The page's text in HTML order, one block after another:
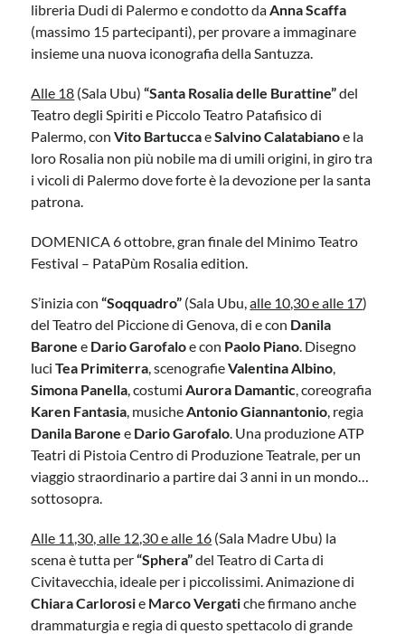
libreria Dudi di Palermo e condotto daAnna Scaffa
(massimo 15 partecipanti), per provare a immaginare
insieme una nuova iconografia della Santuzza.
Alle 18 (Sala Ubu)“Santa Rosalia delle Burattine”del
Teatro degli Spiriti e Piccolo Teatro Patafisico di
Palermo, conVito BartuccaeSalvino Calatabianoe la
loro Rosalia non più nobile ma di umili origini, in giro tra
i vicoli di Palermo dove forte è la devozione per la santa
patrona.
DOMENICA 6 ottobre, gran finale del Minimo Teatro
Festival – PataPùm Rosalia edition.
S’inizia con“Soqquadro” (Sala Ubu,alle 10,30 e alle 17)
del Teatro del Piccione di Genova, di e con Danila
Barone e Dario Garofaloe con Paolo Piano. Disegno
luciTea Primiterra, scenografieValentina Albino,
Simona Panella, costumiAurora Damantic, coreografia
Karen Fantasia, musicheAntonio Giannantonio, regia
Danila Barone e Dario Garofalo. Una produzione ATP
Teatri di Pistoia Centro di Produzione Teatrale, per un
viaggio straordinario a partire dai 3 anni in un mondo…
sottosopra.
Alle 11,30, alle 12,30 e alle 16 (Sala Madre Ubu) la
scena è tutta per“Sphera”del Teatro di Carta di
Civitavecchia, ideale per i piccolissimi. Animazione di
Chiara Carlorosie Marco Vergatiche firmano anche
drammaturgia e regia di questo spettacolo di grande